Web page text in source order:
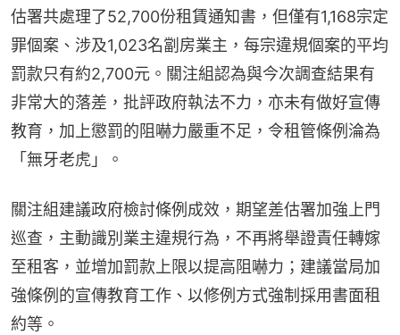
估署共處理了52,700份租賃通知書，但僅有1,168宗定
罪個案、涉及1,023名劏房業主，每宗違規個案的平均
罰款只有約2,700元。關注組認為與今次調查結果有
非常大的落差，批評政府執法不力，亦未有做好宣傳
教育，加上懲罰的阻嚇力嚴重不足，令租管條例淪為
「無牙老虎」。
關注組建議政府檢討條例成效，期望差估署加強上門
巡查，主動識別業主違規行為，不再將舉證責任轉嫁
至租客，並增加罰款上限以提高阻嚇力；建議當局加
強條例的宣傳教育工作、以修例方式強制採用書面租
約等。